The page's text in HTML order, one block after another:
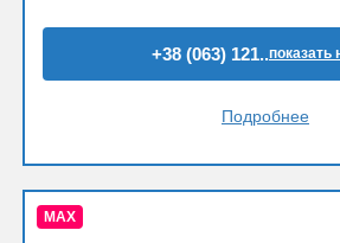
+38 (063) 121..показать
Подробнее
MAX